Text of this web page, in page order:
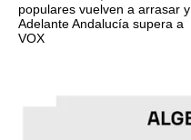
populares vuelven a arrasar y
Adelante Andalucía supera a
VOX